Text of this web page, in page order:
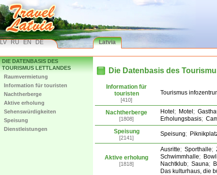
LV RU EN DE Latvia
DIE DATENBASIS DES
TOURISMUS LETTLANDES
Raumvermietung
Information für touristen
Nachtherberge
Aktive erholung
Sehenswürdigkeiten
Speisung
Dienstleistungen
Die Datenbasis des
Information für
touristen
[410]
Tourismus
Nachtherberge
[1808]
Hotel ; Motel ;
Erholungsbasis;
Speisung
[2141]
Speisung;
Aktive erholung
[1818]
Ausritte; Sporthalle;
Schwimmhalle;
Nachtklub; Sauna;
Das kulturhaus, die